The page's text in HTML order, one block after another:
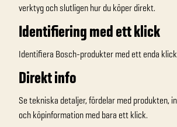
verktyg och slutligen hur du köper direkt.
Identifiering med ett klick
Identifiera Bosch-produkter med ett enda
Direkt info
Se tekniska detaljer, fördelar med produkten,
och köpinformation med bara ett klick.